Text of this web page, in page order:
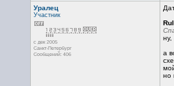
Уралец
Участник
с дек 2005
Санкт-Петербург
Сообщений: 406
ну,
а
но